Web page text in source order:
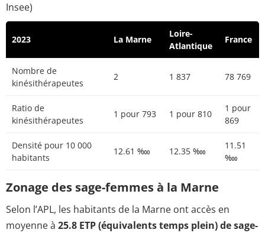
Insee)
2023 La Marne
Loire-
Atlantique
France
Nombre de
kinésithérapeutes
2 1 837 78 769
Ratio de
kinésithérapeutes
1 pour 793 1 pour 810
1 pour
869
Densité pour 10 000
habitants
12.61 ‱ 12.35 ‱
11.51
‱
Zonage des sage-femmes à la Marne
Selon l’APL, les habitants de la Marne ont accès en
moyenne à 25.8 ETP (équivalents temps plein) de sage-